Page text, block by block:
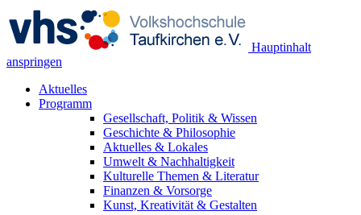
Hauptinhalt
anspringen
Aktuelles
Programm
Gesellschaft, Politik & Wissen
Geschichte & Philosophie
Aktuelles & Lokales
Umwelt & Nachhaltigkeit
Kulturelle Themen & Literatur
Finanzen & Vorsorge
Kunst, Kreativität & Gestalten